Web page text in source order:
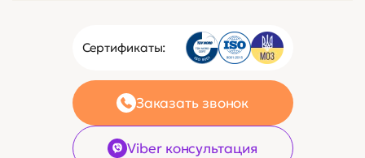
Сертификаты:
Заказать звонок
Viber консультация